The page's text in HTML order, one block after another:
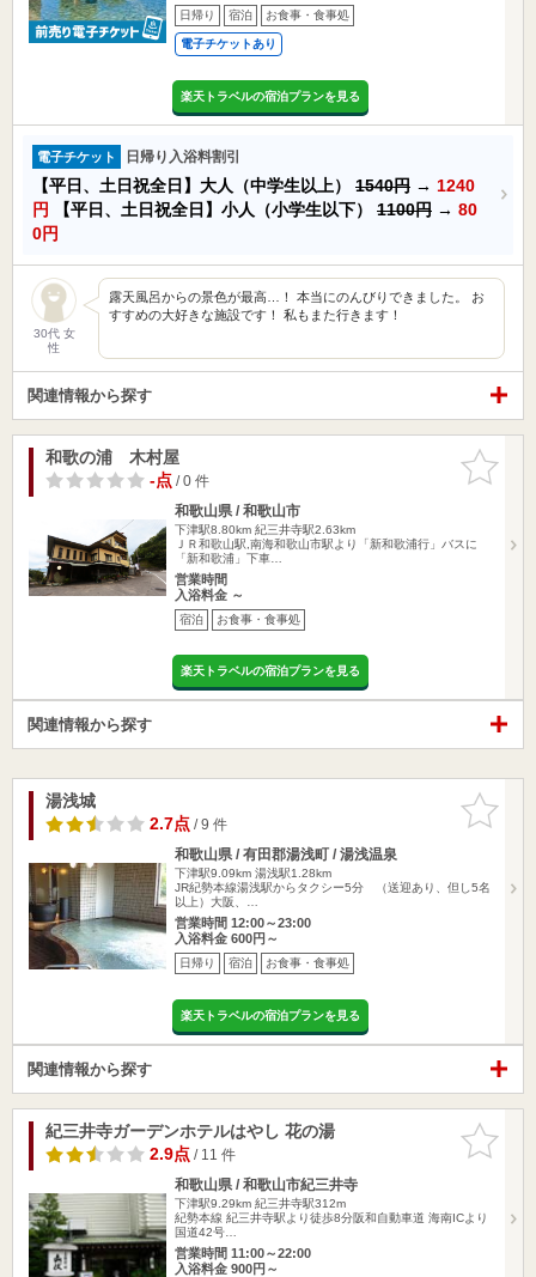
日帰り 宿泊 お食事・食事処
電子チケットあり
楽天トラベルの宿泊プランを見る
電子チケット 日帰り入浴料割引
【平日、土日祝全日】大人（中学生以上） 1540円 → 1240
円
【平日、土日祝全日】小人（小学生以下） 1100円 → 80
0円
30代 女
性
露天風呂からの景色が最高…！ 本当にのんびりできました。 お
すすめの大好きな施設です！ 私もまた行きます！
関連情報から探す
お気に入
りに追加
和歌の浦 木村屋
-点/ 0 件
和歌山県 / 和歌山市
下津駅8.80km 紀三井寺駅2.63km
ＪＲ和歌山駅,南海和歌山市駅より「新和歌浦行」バスに
「新和歌浦」下車…
営業時間
入浴料金 ～
宿泊 お食事・食事処
楽天トラベルの宿泊プランを見る
関連情報から探す
お気に入
りに追加
湯浅城
2.7点/ 9 件
和歌山県 / 有田郡湯浅町 / 湯浅温泉
下津駅9.09km 湯浅駅1.28km
JR紀勢本線湯浅駅からタクシー5分 （送迎あり、但し5名
以上）大阪、…
営業時間 12:00～23:00
入浴料金 600円～
日帰り 宿泊 お食事・食事処
楽天トラベルの宿泊プランを見る
関連情報から探す
お気に入
りに追加
紀三井寺ガーデンホテルはやし 花の湯
2.9点/ 11 件
和歌山県 / 和歌山市紀三井寺
下津駅9.29km 紀三井寺駅312m
紀勢本線 紀三井寺駅より徒歩8分阪和自動車道 海南ICより
国道42号…
営業時間 11:00～22:00
入浴料金 900円～